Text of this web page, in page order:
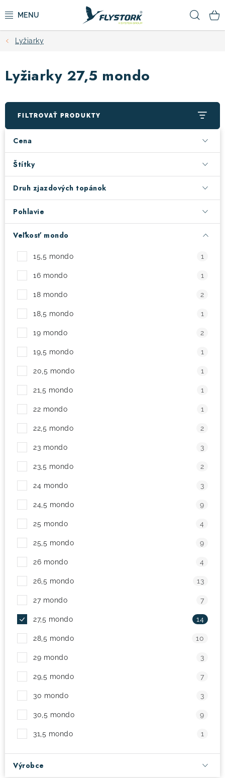
na
CYKLISTIKA
ZIMNÉ ŠPORTY
KOLOBEŽKY
OBLEČENIE A TOPÁNKY
CAMPING
VÝPREDAJ
Moja objednávka
Lyžiarky
Lyžiarky 27,5 mondo
FILTROVAŤ PRODUKTY
Cena
Štítky
Druh zjazdových topánok
Pohlavie
Veľkosť mondo
15,5 mondo 1
16 mondo 1
18 mondo 2
18,5 mondo 1
19 mondo 2
19,5 mondo 1
20,5 mondo 1
21,5 mondo 1
22 mondo 1
22,5 mondo 2
23 mondo 3
23,5 mondo 2
24 mondo 3
24,5 mondo 9
25 mondo 4
25,5 mondo 9
26 mondo 4
26,5 mondo 13
27 mondo 7
27,5 mondo 14
28,5 mondo 10
29 mondo 3
29,5 mondo 7
30 mondo 3
30,5 mondo 9
31,5 mondo 1
Výrobce